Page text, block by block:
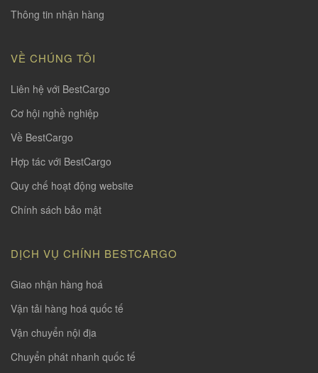
Thông tin nhận hàng
VỀ CHÚNG TÔI
Liên hệ với BestCargo
Cơ hội nghề nghiệp
Về BestCargo
Hợp tác với BestCargo
Quy chế hoạt động website
Chính sách bảo mật
DỊCH VỤ CHÍNH BESTCARGO
Giao nhận hàng hoá
Vận tải hàng hoá quốc tế
Vận chuyển nội địa
Chuyển phát nhanh quốc tế